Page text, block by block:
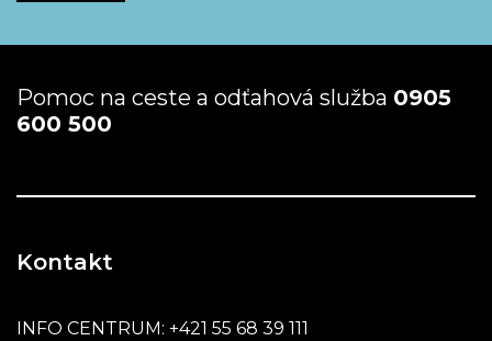
Pomoc na ceste a odťahová služba 0905
600 500
Kontakt
INFO CENTRUM: +421 55 68 39 111